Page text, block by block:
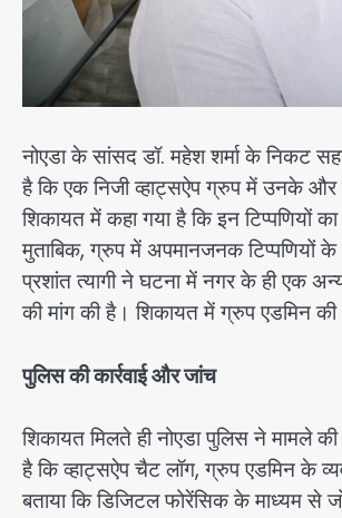
नोएडा के सांसद डॉ. महेश शर्मा के निकट
है कि एक निजी व्हाट्सऐप ग्रुप में उनके
शिकायत में कहा गया है कि इन टिप्पणियों
मुताबिक, ग्रुप में अपमानजनक टिप्पणियों
प्रशांत त्यागी ने घटना में नगर के ही एक
की मांग की है। शिकायत में ग्रुप एडमिन
पुलिस की कार्रवाई और जांच
शिकायत मिलते ही नोएडा पुलिस ने मामले
है कि व्हाट्सऐप चैट लॉग, ग्रुप एडमिन के
बताया कि डिजिटल फोरेंसिक के माध्यम से